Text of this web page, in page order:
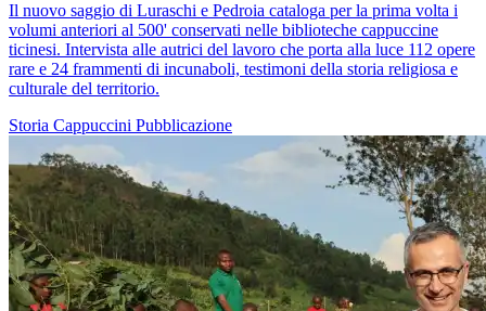
Il nuovo saggio di Luraschi e Pedroia cataloga per la prima volta i
volumi anteriori al 500' conservati nelle biblioteche cappuccine
ticinesi. Intervista alle autrici del lavoro che porta alla luce 112 opere
rare e 24 frammenti di incunaboli, testimoni della storia religiosa e
culturale del territorio.
Storia Cappuccini Pubblicazione